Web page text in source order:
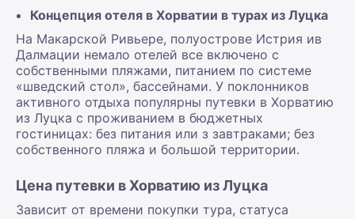
Концепция отеля в Хорватии в турах из Луцка
На Макарской Ривьере, полуострове Истрия ив
Далмации немало отелей все включено с
собственными пляжами, питанием по системе
«шведский стол», бассейнами. У поклонников
активного отдыха популярны путевки в Хорватию
из Луцка с проживанием в бюджетных
гостиницах: без питания или з завтраками; без
собственного пляжа и большой территории.
Цена путевки в Хорватию из Луцка
Зависит от времени покупки тура, статуса